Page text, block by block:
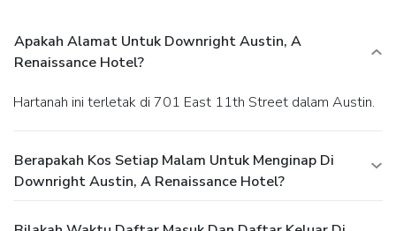
Apakah Alamat Untuk Downright Austin, A
Renaissance Hotel?
Hartanah ini terletak di 701 East 11th Street dalam Austin.
Berapakah Kos Setiap Malam Untuk Menginap Di
Downright Austin, A Renaissance Hotel?